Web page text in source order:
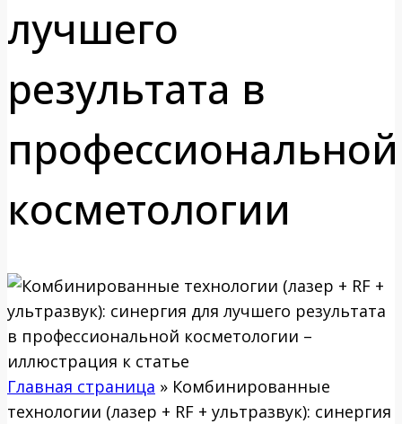
лучшего
результата в
профессиональной
косметологии
Главная страница » Комбинированные
технологии (лазер + RF + ультразвук): синергия